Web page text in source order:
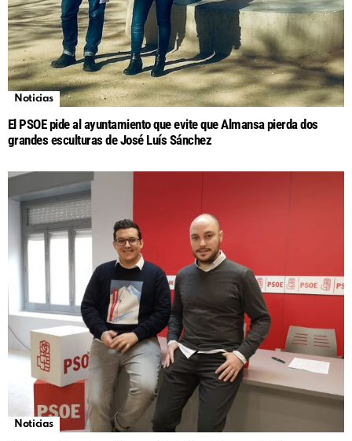
Noticias
El PSOE pide al ayuntamiento que evite que Almansa pierda dos
grandes esculturas de José Luís Sánchez
Noticias